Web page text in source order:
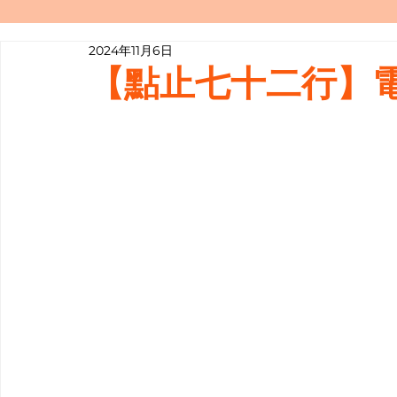
寫履歷表嘅技巧📝【點止七十二行】
2024年11月6日